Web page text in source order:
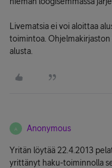
Livematsia ei voi aloittaa
toimintoa.
alusta.
A Anonymous
Yritän löytää 22.4.2013
yrittänyt haku-toiminnolla